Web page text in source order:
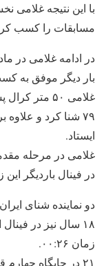
با این نتیجه غلامی
مسابقات را کسب
بار دیگر موفق به
غلامی ۵۰ متر کرال پشت را در مدت زمان ۰۰:۲۷.
۷۹ شنا کرد و
ایستاد.
غلامی در مرحله
در فینال باردیگر
۱۸ سال نیز در
زمان ۰۰:۲۶.
۲۱ در جایگاه چهارم قرار گرفت و ابوالفضل سام نیز با زمان ۲۶.